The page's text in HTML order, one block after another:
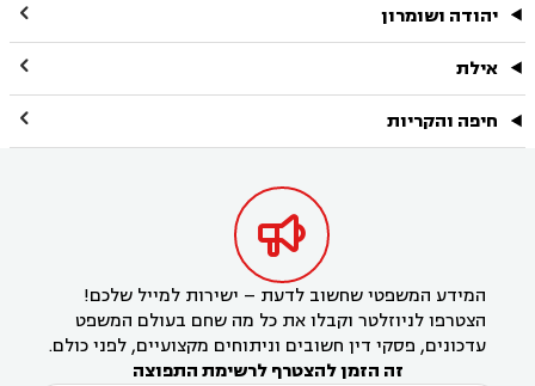
יהודה ושומרון 
אילת 
חיפה והקריות 

המידע המשפטי שחשוב לדעת – ישירות למייל שלכם!
הצטרפו לניוזלטר וקבלו את כל מה שחם בעולם המשפט
עדכונים, פסקי דין חשובים וניתוחים מקצועיים, לפני כולם.
זה הזמן להצטרף לרשימת התפוצה